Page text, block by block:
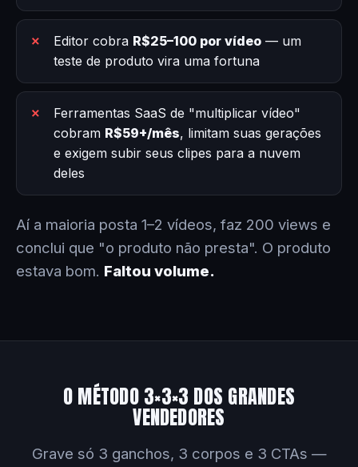
Editor cobra R$25–100 por vídeo — um
teste de produto vira uma fortuna
Ferramentas SaaS de "multiplicar vídeo"
cobram R$59+/mês, limitam suas gerações
e exigem subir seus clipes para a nuvem
deles
Aí a maioria posta 1–2 vídeos, faz 200 views e
conclui que "o produto não presta". O produto
estava bom. Faltou volume.
O MÉTODO 3×3×3 DOS GRANDES
VENDEDORES
Grave só 3 ganchos, 3 corpos e 3 CTAs —